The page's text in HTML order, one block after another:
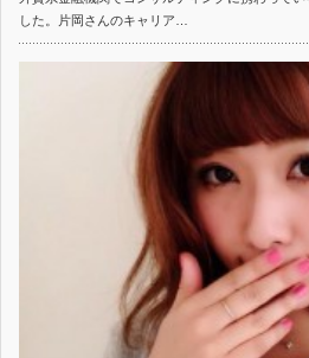
した。片岡さんのキャリア…